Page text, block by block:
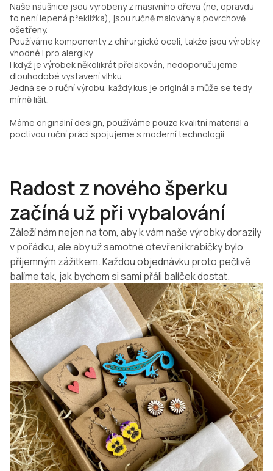
Naše náušnice jsou vyrobeny z masivního dřeva (ne, opravdu
to není lepená překližka), jsou ručně malovány a povrchově
ošetřeny.
Používáme komponenty z chirurgické oceli, takže jsou výrobky
vhodné i pro alergiky.
I když je výrobek několikrát přelakován, nedoporučujeme
dlouhodobé vystavení vlhku.
Jedná se o ruční výrobu, každý kus je originál a může se tedy
mírně lišit.
Máme originální design, používáme pouze kvalitní materiál a
poctivou ruční práci spojujeme s moderní technologií.
Radost z nového šperku
začíná už při vybalování
Záleží nám nejen na tom, aby k vám naše výrobky dorazily
v pořádku, ale aby už samotné otevření krabičky bylo
příjemným zážitkem. Každou objednávku proto pečlivě
balíme tak, jak bychom si sami přáli balíček dostat.